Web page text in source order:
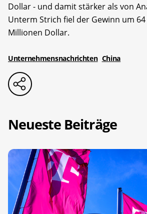
Dollar - und damit stärker als von
Unterm Strich fiel der Gewinn um
Millionen Dollar.
Unternehmensnachrichten China
Neueste Beiträge